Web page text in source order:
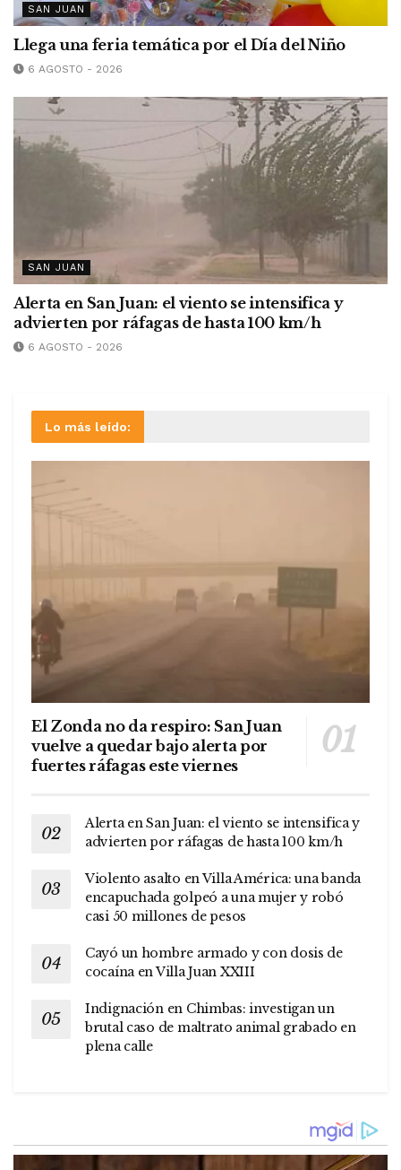
SAN JUAN
Llega una feria temática por el Día del Niño
6 AGOSTO - 2026
SAN JUAN
Alerta en San Juan: el viento se intensifica y
advierten por ráfagas de hasta 100 km/h
6 AGOSTO - 2026
Lo más leído:
El Zonda no da respiro: San Juan
vuelve a quedar bajo alerta por
fuertes ráfagas este viernes
Alerta en San Juan: el viento se intensifica y
advierten por ráfagas de hasta 100 km/h
Violento asalto en Villa América: una banda
encapuchada golpeó a una mujer y robó
casi 50 millones de pesos
Cayó un hombre armado y con dosis de
cocaína en Villa Juan XXIII
Indignación en Chimbas: investigan un
brutal caso de maltrato animal grabado en
plena calle